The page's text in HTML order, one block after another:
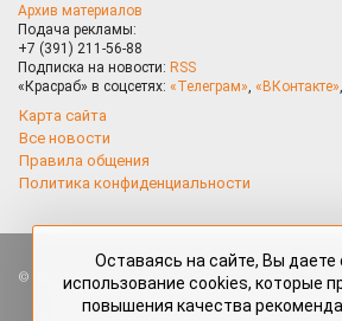
Архив материалов
Подача рекламы:
+7 (391) 211-56-88
Подписка на новости: RSS
«Красраб» в соцсетях: «Телеграм», «ВКонтакте»,
Карта сайта
Все новости
Правила общения
Политика конфиденциальности
Все права защищены. Любые материалы,
«Красраб.ру» сотрудниками редакции,
и читателями, являются объектами
Оставаясь на сайте, Вы даете
использование cookies, которые
повышения качества